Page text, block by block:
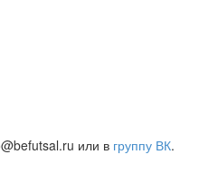
или в группу ВК.